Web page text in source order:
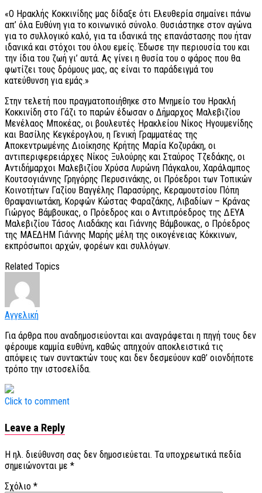
«Ο Ηρακλής Κοκκινίδης μας δίδαξε ότι Ελευθερία σημαίνει πάνω
απ’ όλα Ευθύνη για το κοινωνικό σύνολο. Θυσιάστηκε στον αγώνα
για το συλλογικό καλό, για τα ιδανικά της επανάστασης που ήταν
ιδανικά και στόχοι του όλου εμείς. Έδωσε την περιουσία του και
την ίδια του ζωή γι’ αυτά. Ας γίνει η θυσία του ο φάρος που θα
φωτίζει τους δρόμους μας, ας είναι το παράδειγμά του
κατεύθυνση για εμάς.»
Στην τελετή που πραγματοποιήθηκε στο Μνημείο του Ηρακλή
Κοκκινίδη στο Γάζι το παρών έδωσαν ο Δήμαρχος Μαλεβιζίου
Μενέλαος Μποκέας, οι βουλευτές Ηρακλείου Νίκος Ηγουμενίδης
και Βασίλης Κεγκέρογλου, η Γενική Γραμματέας της
Αποκεντρωμένης Διοίκησης Κρήτης Μαρία Κοζυράκη, οι
αντιπεριφερειάρχες Νίκος Ξυλούρης και Σταύρος Τζεδάκης, οι
Αντιδήμαρχοι Μαλεβιζίου Χρύσα Λυρώνη Πάγκαλου, Χαράλαμπος
Κουτσογιάννης Γρηγόρης Περυσινάκης, οι Πρόεδροι των Τοπικών
Κοινοτήτων Γαζίου Βαγγέλης Παρασύρης, Κεραμουτσίου Πόπη
Θραψανιωτάκη, Κορφών Κώστας Φαραζάκης, Λιβαδίων – Κράνας
Γιώργος Βάμβουκας, ο Πρόεδρος και ο Αντιπρόεδρος της ΔΕΥΑ
Μαλεβιζίου Τάσος Λιαδάκης και Γιάννης Βάμβουκας, ο Πρόεδρος
της ΜΑΕΔΗΜ Γιάννης Μαρής μέλη της οικογένειας Κόκκινων,
εκπρόσωποι αρχών, φορέων και συλλόγων.
Related Topics
Αγγελική
Για άρθρα που αναδημοσιεύονται και αναγράφεται η πηγή τους δεν
φέρουμε καμμία ευθύνη, καθώς απηχούν αποκλειστικά τις
απόψεις των συντακτών τους και δεν δεσμεύουν καθ’ οιονδήποτε
τρόπο την ιστοσελίδα.
Click to comment
Leave a Reply
Η ηλ. διεύθυνση σας δεν δημοσιεύεται. Τα υποχρεωτικά πεδία
σημειώνονται με *
Σχόλιο *